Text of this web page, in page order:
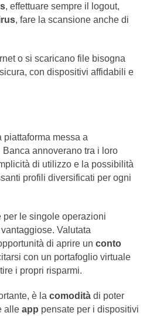
, effettuare sempre il logout,
, fare la scansione anche di
o si scaricano file bisogna
con dispositivi affidabili e
piattaforma messa a
annoverano tra i loro
di utilizzo e la possibilità
profili diversificati per ogni
per le singole operazioni
Valutata
di aprire un conto
con un portafoglio virtuale
i propri risparmi.
è la comodità di poter
alle app pensate per i dispositivi